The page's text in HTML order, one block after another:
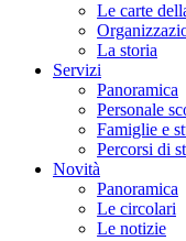
Le carte
La storia
Servizi
Panoramica
Personale
Famiglie e
Percorsi di
Novità
Panoramica
Le circolari
Le notizie